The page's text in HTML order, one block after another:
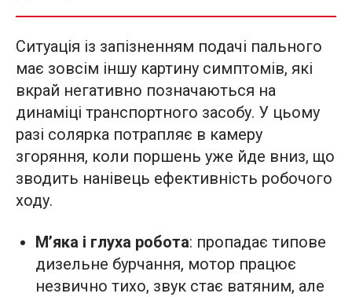
Ситуація із запізненням подачі пального
має зовсім іншу картину симптомів, які
вкрай негативно позначаються на
динаміці транспортного засобу. У цьому
разі солярка потрапляє в камеру
згоряння, коли поршень уже йде вниз, що
зводить нанівець ефективність робочого
ходу.
М’яка і глуха робота: пропадає типове
дизельне бурчання, мотор працює
незвично тихо, звук стає ватяним, але